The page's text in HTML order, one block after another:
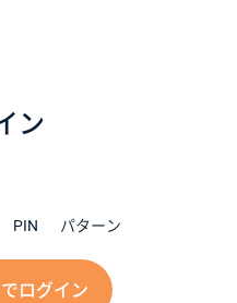
ン
PIN パターン
ログイン